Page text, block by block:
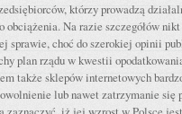
którzy prowadzą
obciążenia. Na razie szczegółów
sprawie, choć do szerokiej opinii
plan rządu w kwestii
także sklepów internetowych
lub nawet zatrzymanie